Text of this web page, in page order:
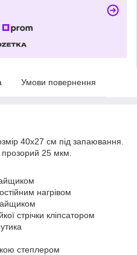
Умови повернення
40х27 см під запаювання.
прозорий 25 мкм.
нагрівом
стрічки кліпсатором
степлером